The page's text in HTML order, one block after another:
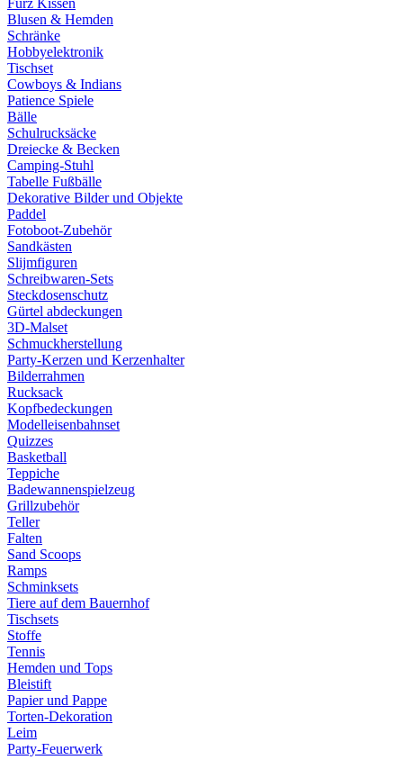
Furz Kissen
Blusen & Hemden
Schränke
Hobbyelektronik
Tischset
Cowboys & Indians
Patience Spiele
Bälle
Schulrucksäcke
Dreiecke & Becken
Camping-Stuhl
Tabelle Fußbälle
Dekorative Bilder und Objekte
Paddel
Fotoboot-Zubehör
Sandkästen
Slijmfiguren
Schreibwaren-Sets
Steckdosenschutz
Gürtel abdeckungen
3D-Malset
Schmuckherstellung
Party-Kerzen und Kerzenhalter
Bilderrahmen
Rucksack
Kopfbedeckungen
Modelleisenbahnset
Quizzes
Basketball
Teppiche
Badewannenspielzeug
Grillzubehör
Teller
Falten
Sand Scoops
Ramps
Schminksets
Tiere auf dem Bauernhof
Tischsets
Stoffe
Tennis
Hemden und Tops
Bleistift
Papier und Pappe
Torten-Dekoration
Leim
Party-Feuerwerk